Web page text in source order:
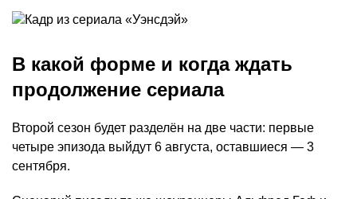
В какой форме и когда ждать
продолжение сериала
Второй сезон будет разделён на две части: первые
четыре эпизода выйдут 6 августа, оставшиеся — 3
сентября.